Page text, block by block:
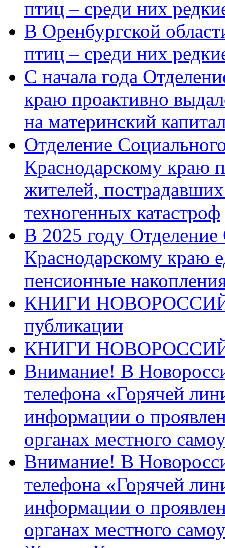
птиц – среди них
В Оренбургской
птиц – среди них
С начала года
краю проактивно
на материнский
Отделение
Краснодарскому краю
жителей,
техногенных катастроф
В 2025 году
Краснодарскому краю
пенсионные
КНИГИ
публикации
КНИГИ
Внимание! В
телефона «Горячей
информации о
органах местного
Внимание! В
телефона «Горячей
информации о
органах местного